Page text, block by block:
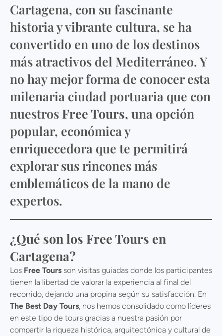
Cartagena, con su fascinante
historia y vibrante cultura, se ha
convertido en uno de los destinos
más atractivos del Mediterráneo. Y
no hay mejor forma de conocer esta
milenaria ciudad portuaria que con
nuestros Free Tours, una opción
popular, económica y
enriquecedora que te permitirá
explorar sus rincones más
emblemáticos de la mano de
expertos.
¿Qué son los Free Tours en
Cartagena?
Los Free Tours son visitas guiadas donde los participantes
tienen la libertad de valorar la experiencia al final del
recorrido, dejando una propina según su satisfacción. En
The Best Day Tours, nos hemos consolidado como líderes
en este tipo de tours gracias a nuestra pasión por
compartir la riqueza histórica, arquitectónica y cultural de